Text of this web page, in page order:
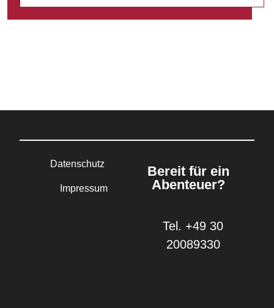
Datenschutz
Impressum
Bereit für ein
Abenteuer?
Tel. +49 30
20089330